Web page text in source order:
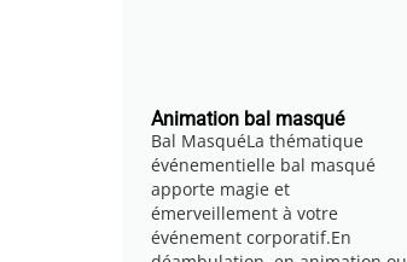
Animation bal masqué
Bal MasquéLa thématique
événementielle bal masqué
apporte magie et
émerveillement à votre
événement corporatif.En